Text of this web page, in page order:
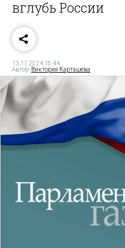
вглубь России
13.11.2024 16:44
Автор: Виктория Карташева